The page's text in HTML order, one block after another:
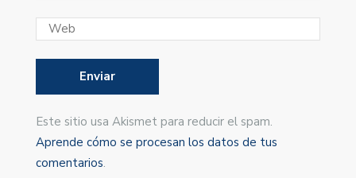
Este sitio usa Akismet para reducir el spam.
Aprende cómo se procesan los datos de tus
comentarios.